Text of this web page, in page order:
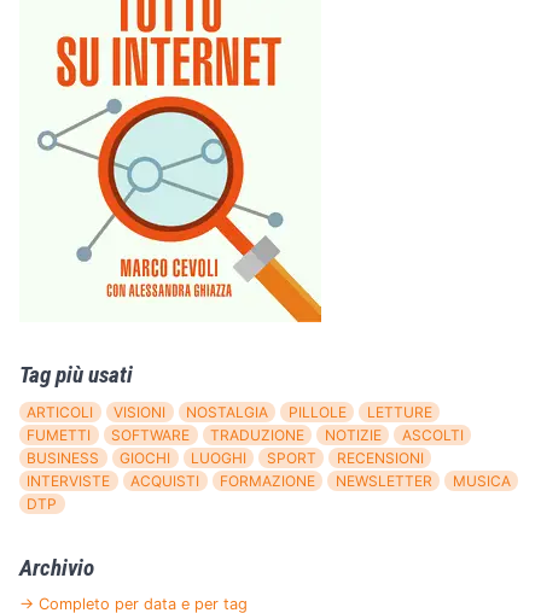
Tag più usati
ARTICOLI VISIONI NOSTALGIA PILLOLE
LETTURE
FUMETTI
SOFTWARE TRADUZIONE NOTIZIE
ASCOLTI
BUSINESS
GIOCHI LUOGHI SPORT
RECENSIONI
INTERVISTE
ACQUISTI FORMAZIONE NEWSLETTER
MUSICA
DTP
Archivio
→ Completo per data e per tag